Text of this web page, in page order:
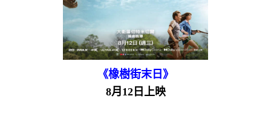
《橡樹街末日》
8月12日上映